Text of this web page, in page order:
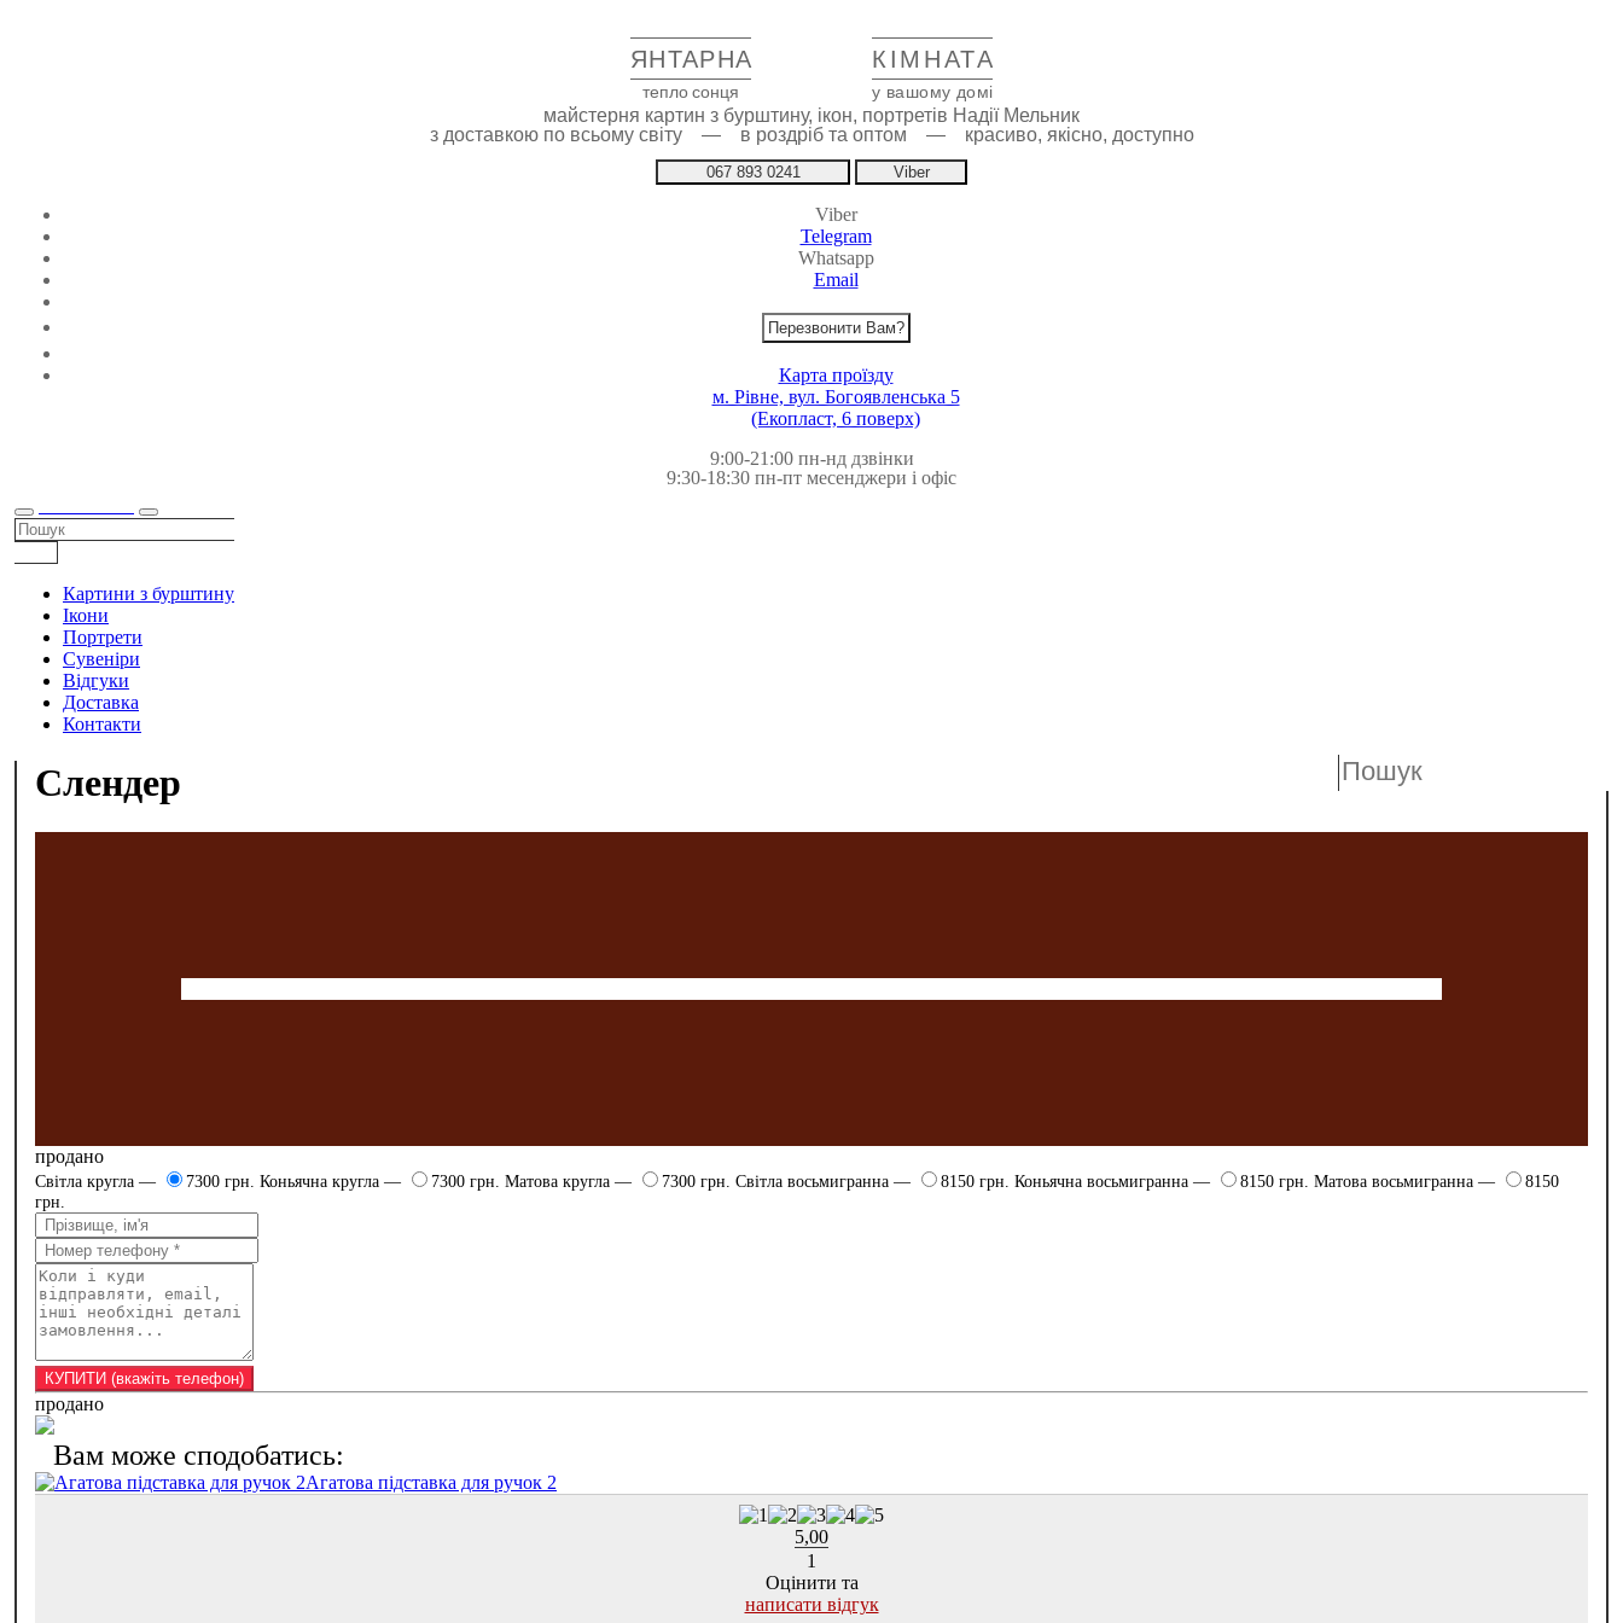
ЯНТАРНА КІМНАТА
тепло сонця у вашому домі
майстерня картин з бурштину, ікон, портретів Надії Мельник
з доставкою по всьому світу — в роздріб та оптом — красиво, якісно, доступно
067 893 0241 Viber
Viber
Telegram
Whatsapp
Email
Перезвонити Вам?
Карта проїзду
м. Рівне, вул. Богоявленська 5
(Екопласт, 6 поверх)
9:00-21:00 пн-нд дзвінки
9:30-18:30 пн-пт месенджери і офіс
Картини з бурштину
Ікони
Портрети
Сувеніри
Відгуки
Доставка
Контакти
Слендер
продано
Світла кругла — 7300 грн. Коньячна кругла — 7300 грн. Матова кругла — 7300 грн. Світла восьмигранна — 8150 грн. Коньячна восьмигранна — 8150 грн. Матова восьмигранна —
8150
грн.
продано
Агатова підставка для ручок 2
5,00
1
Оцінити та
написати відгук